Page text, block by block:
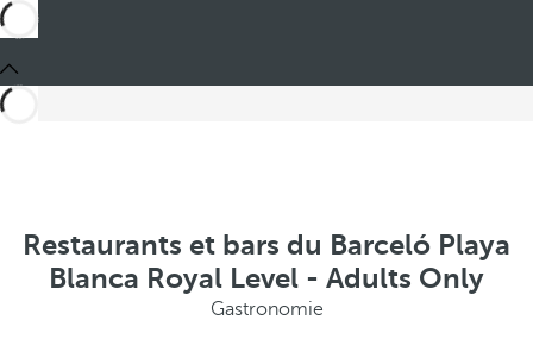
Restaurants et bars du Barceló Playa
Blanca Royal Level - Adults Only
Gastronomie